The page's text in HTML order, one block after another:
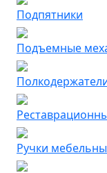
Подпятники
Подъемные
Ручки